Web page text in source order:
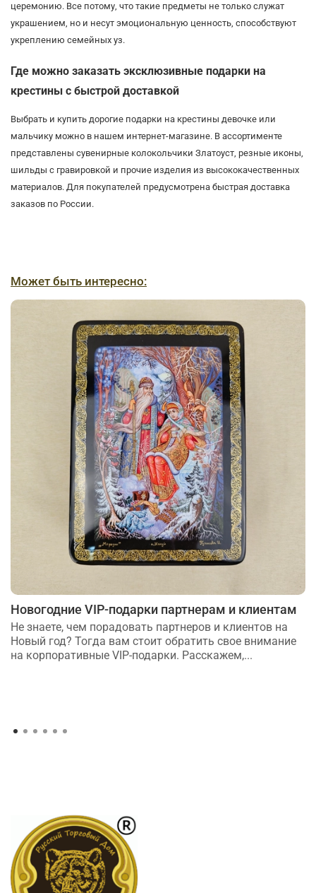
церемонию. Все потому, что такие предметы не только служат
украшением, но и несут эмоциональную ценность, способствуют
укреплению семейных уз.
Где можно заказать эксклюзивные подарки на
крестины с быстрой доставкой
Выбрать и купить дорогие подарки на крестины девочке или
мальчику можно в нашем интернет-магазине. В ассортименте
представлены сувенирные колокольчики Златоуст, резные иконы,
шильды с гравировкой и прочие изделия из высококачественных
материалов. Для покупателей предусмотрена быстрая доставка
заказов по России.
Может быть интересно:
Новогодние VIP-подарки партнерам и клиентам
Не знаете, чем порадовать партнеров и клиентов на
Новый год? Тогда вам стоит обратить свое внимание
на корпоративные VIP-подарки. Расскажем,...